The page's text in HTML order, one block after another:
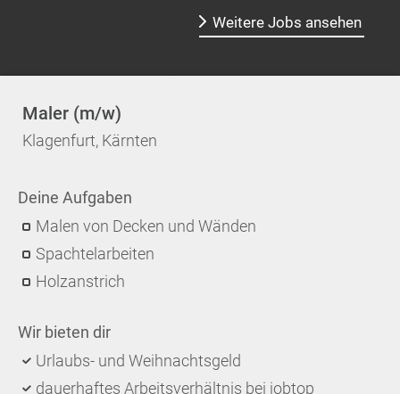
Weitere Jobs ansehen
Maler (m/w)
Klagenfurt, Kärnten
Deine Aufgaben
Malen von Decken und Wänden
Spachtelarbeiten
Holzanstrich
Wir bieten dir
Urlaubs- und Weihnachtsgeld
dauerhaftes Arbeitsverhältnis bei jobtop